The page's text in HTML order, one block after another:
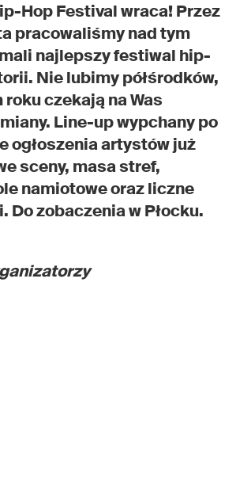
Hop Festival wraca!Przez
pracowaliśmy nad tym
najlepszy festiwal hip-
Nie lubimy półśrodków,
czekają na Was
Line-up wypchany po
ogłoszenia artystów już
sceny, masa stref,
namiotowe oraz liczne
Do zobaczenia w Płocku.